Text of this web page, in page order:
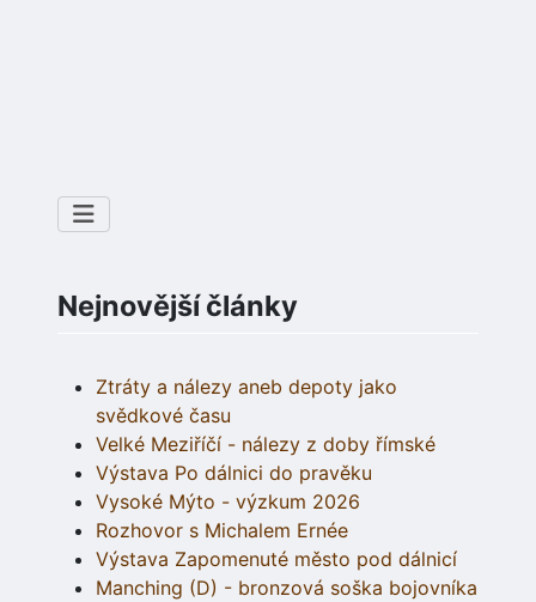
Nejnovější články
Ztráty a nálezy aneb depoty jako
svědkové času
Velké Meziříčí - nálezy z doby římské
Výstava Po dálnici do pravěku
Vysoké Mýto - výzkum 2026
Rozhovor s Michalem Ernée
Výstava Zapomenuté město pod dálnicí
Manching (D) - bronzová soška bojovníka